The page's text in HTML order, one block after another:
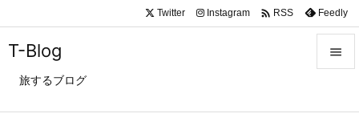
T-Blog
旅するブログ

Twitter Instagram  RSS Feedly